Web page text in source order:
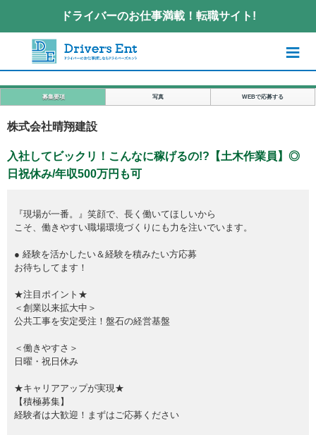
ドライバーのお仕事満載！転職サイト!
≡
募集要項 写真 WEBで応募する
株式会社晴翔建設
入社してビックリ！こんなに稼げるの!?【土木作業員】◎
日祝休み/年収500万円も可
『現場が一番。』笑顔で、長く働いてほしいから
こそ、働きやすい職場環境づくりにも力を注いでいます。
● 経験を活かしたい＆経験を積みたい方応募
お待ちしてます！
★注目ポイント★
＜創業以来拡大中＞
公共工事を安定受注！盤石の経営基盤
＜働きやすさ＞
日曜・祝日休み
★キャリアアップが実現★
【積極募集】
経験者は大歓迎！まずはご応募ください